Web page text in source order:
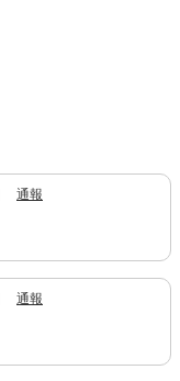
通報
通報